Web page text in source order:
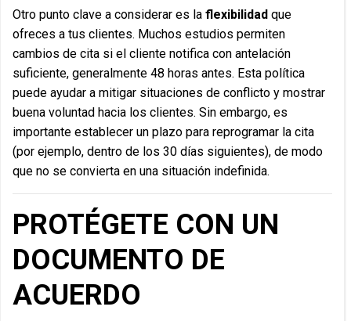
Otro punto clave a considerar es la flexibilidad que
ofreces a tus clientes. Muchos estudios permiten
cambios de cita si el cliente notifica con antelación
suficiente, generalmente 48 horas antes. Esta política
puede ayudar a mitigar situaciones de conflicto y mostrar
buena voluntad hacia los clientes. Sin embargo, es
importante establecer un plazo para reprogramar la cita
(por ejemplo, dentro de los 30 días siguientes), de modo
que no se convierta en una situación indefinida.
PROTÉGETE CON UN
DOCUMENTO DE
ACUERDO